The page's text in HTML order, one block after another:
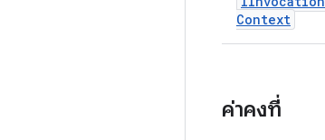
Context
ค่าคงที่